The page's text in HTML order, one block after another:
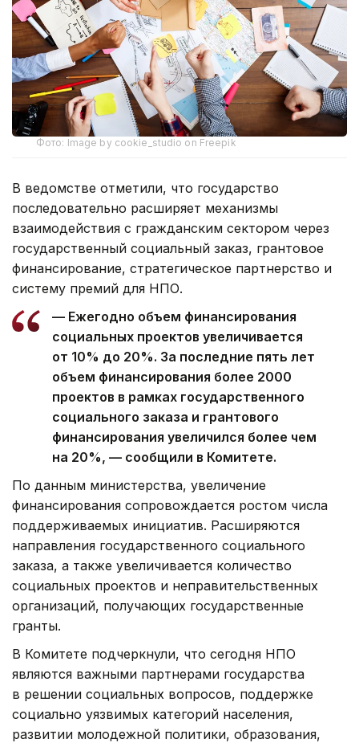
Фото: Image by cookie_studio on Freepik
В ведомстве отметили, что государство
последовательно расширяет механизмы
взаимодействия с гражданским сектором через
государственный социальный заказ, грантовое
финансирование, стратегическое партнерство и
систему премий для НПО.
— Ежегодно объем финансирования
социальных проектов увеличивается
от 10% до 20%. За последние пять лет
объем финансирования более 2000
проектов в рамках государственного
социального заказа и грантового
финансирования увеличился более чем
на 20%, — сообщили в Комитете.
По данным министерства, увеличение
финансирования сопровождается ростом числа
поддерживаемых инициатив. Расширяются
направления государственного социального
заказа, а также увеличивается количество
социальных проектов и неправительственных
организаций, получающих государственные
гранты.
В Комитете подчеркнули, что сегодня НПО
являются важными партнерами государства
в решении социальных вопросов, поддержке
социально уязвимых категорий населения,
развитии молодежной политики, образования,